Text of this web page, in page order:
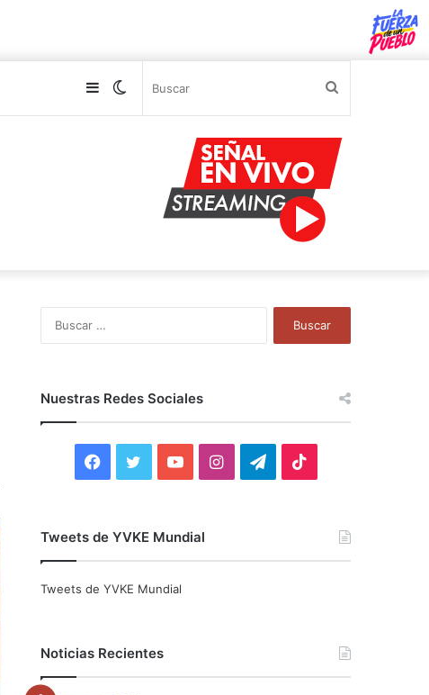
Switch
Sidebar
Nuestras Redes Sociales
F
c
o
i
r
Y
u
e
I
r
T
a
Tweets de YVKE Mundial
Tweets de YVKE Mundial
Noticias Recientes